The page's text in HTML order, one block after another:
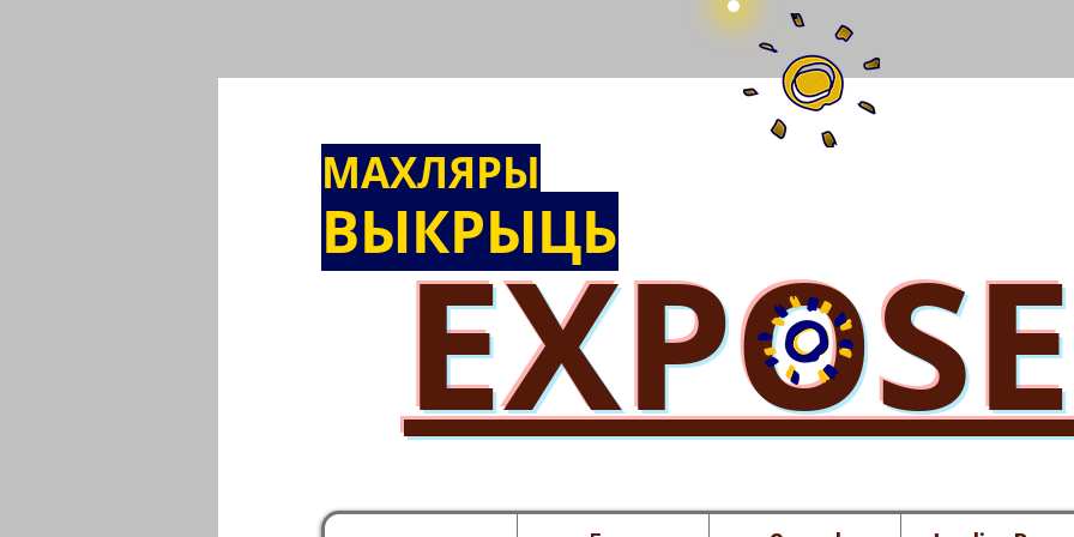
МАХЛЯРЫ
ВЫКРЫЦЬ